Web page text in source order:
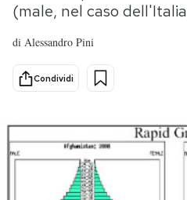
Cultura
Economia
Sport
NEWSLETTER
(male, nel caso
di Alessandro Pini
Condividi